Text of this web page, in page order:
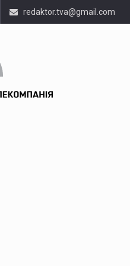
redaktor.tva@gmail.com